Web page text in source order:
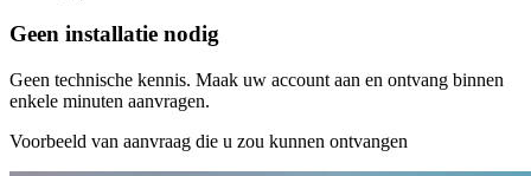
Geen installatie nodig
Geen technische kennis. Maak uw account aan en ontvang binnen
enkele minuten aanvragen.
Voorbeeld van aanvraag die u zou kunnen ontvangen